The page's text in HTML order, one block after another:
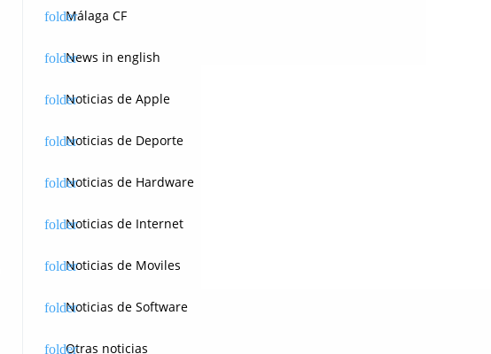
Málaga CF
News in english
Noticias de Apple
Noticias de Deporte
Noticias de Hardware
Noticias de Internet
Noticias de Moviles
Noticias de Software
Otras noticias